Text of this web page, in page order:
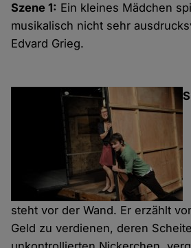
Szene 1: Ein kleines Mädchen
musikalisch nicht sehr
Edvard Grieg.
steht vor der Wand. Er erzählt
Geld zu verdienen, deren